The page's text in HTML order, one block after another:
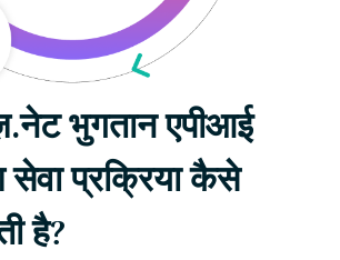
भुगतान एपीआई
प्रक्रिया कैसे
है?